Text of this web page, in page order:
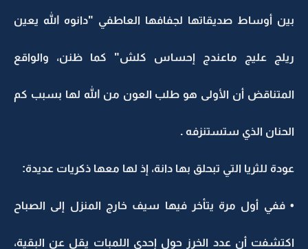
بين أوساط صديقاتها لجفافها العاطفي "دانوه الله يعين
ريلج عليج ماعندج إحساس كلش" كما ظنن، والواقع
المتناقض أن الأولى هو طلب العون من الله لها بسبب كم
الحنان الذي ستستنزفه .
عودة للثريا التي تبحلق بها دانة، إذ لها معها ذكريات عديدة:
• ففي أول مرة يتأخر فيها سيف خارج المنزل إلى الصباح
اكتشفت أن عدد الخرز حول إحدى اللمبات يقل عن البقية،